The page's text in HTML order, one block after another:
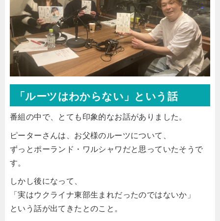
「ルーツはわからない」という話
番組の中で、とても印象的なお話がありました。
ピーターさんは、お父様のルーツについて、
ずっとポーランド・ワルシャワだと思っていたそうで
す。
しかし後になって、
「実はウクライナ東部生まれだったのではないか」
という話が出てきたとのこと。